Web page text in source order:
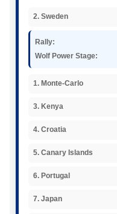
2. Sweden
Rally:
Wolf Power Stage:
1. Monte-Carlo
3. Kenya
4. Croatia
5. Canary Islands
6. Portugal
7. Japan